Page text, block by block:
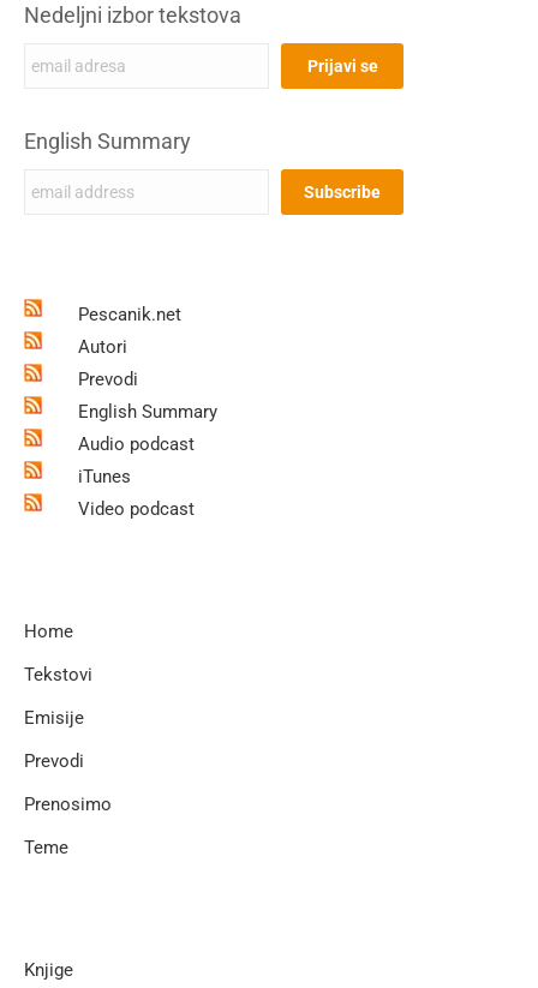
Nedeljni izbor tekstova
English Summary
Pescanik.net
Autori
Prevodi
English Summary
Audio podcast
iTunes
Video podcast
Home
Tekstovi
Emisije
Prevodi
Prenosimo
Teme
Knjige